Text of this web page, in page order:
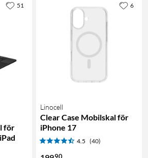
för
51
Linocell
Clear Case Mobilskal för
iPhone 17
4.5 (40)
90
6